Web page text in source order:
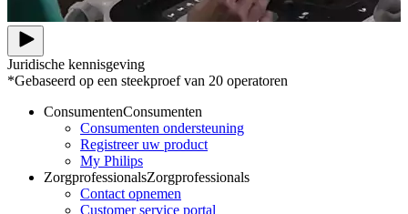
Juridische kennisgeving
*Gebaseerd op een steekproef van 20 operatoren
ConsumentenConsumenten
Consumenten ondersteuning
Registreer uw product
My Philips
ZorgprofessionalsZorgprofessionals
Contact opnemen
Customer service portal